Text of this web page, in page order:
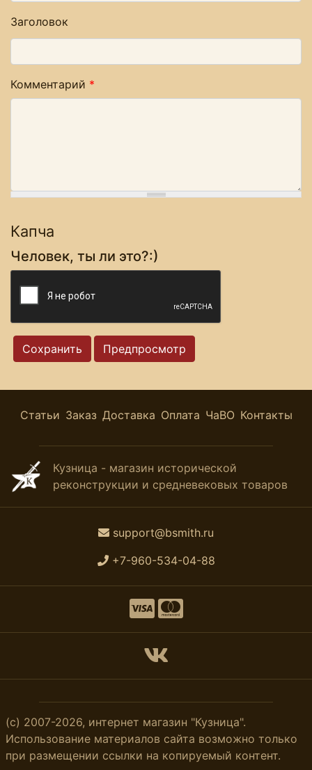
Заголовок
Комментарий *
Капча
Человек, ты ли это?:)
Статьи Заказ Доставка Оплата ЧаВО Контакты
Кузница - магазин исторической
реконструкции и средневековых товаров
support@bsmith.ru
+7-960-534-04-88
(с) 2007-2026, интернет магазин "Кузница".
Использование материалов сайта возможно только
при размещении ссылки на копируемый контент.